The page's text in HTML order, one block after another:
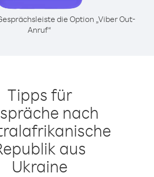
die Option „Viber Out-
Anruf“
Tipps für
nach
aus
Ukraine